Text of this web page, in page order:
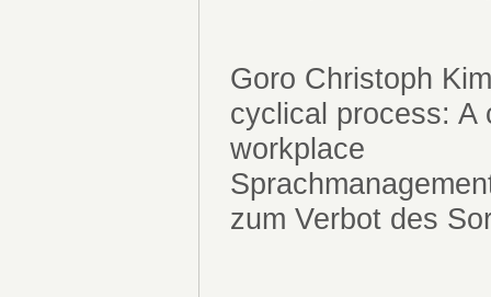
Goro Christoph
cyclical process: A
workplace
zum Verbot des